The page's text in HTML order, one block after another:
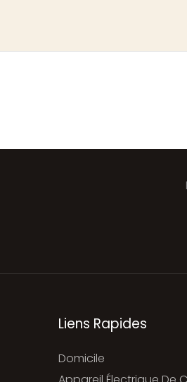
Liens Rapides
Domicile